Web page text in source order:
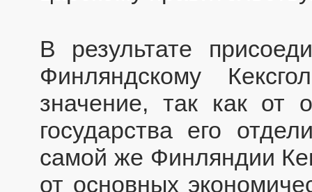
В результате
Финляндскому
значение, так как от
государства его
самой же Финляндии
от основных